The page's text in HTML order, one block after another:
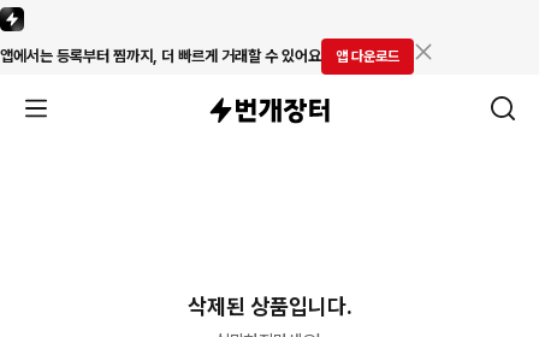
앱에서는 등록부터 찜까지, 더 빠르게 거래할 수 있어요 앱 다운로드
삭제된 상품입니다.